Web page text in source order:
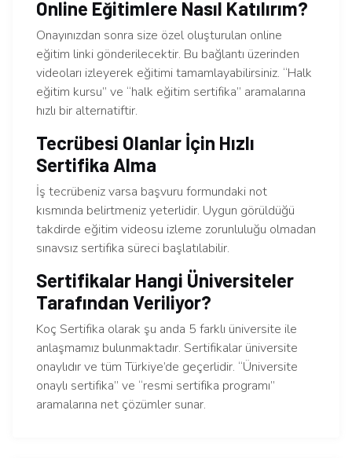
Online Eğitimlere Nasıl Katılırım?
Onayınızdan sonra size özel oluşturulan online
eğitim linki gönderilecektir. Bu bağlantı üzerinden
videoları izleyerek eğitimi tamamlayabilirsiniz. “Halk
eğitim kursu” ve “halk eğitim sertifika” aramalarına
hızlı bir alternatiftir.
Tecrübesi Olanlar İçin Hızlı
Sertifika Alma
İş tecrübeniz varsa başvuru formundaki not
kısmında belirtmeniz yeterlidir. Uygun görüldüğü
takdirde eğitim videosu izleme zorunluluğu olmadan
sınavsız sertifika süreci başlatılabilir.
Sertifikalar Hangi Üniversiteler
Tarafından Veriliyor?
Koç Sertifika olarak şu anda 5 farklı üniversite ile
anlaşmamız bulunmaktadır. Sertifikalar üniversite
onaylıdır ve tüm Türkiye’de geçerlidir. “Üniversite
onaylı sertifika” ve “resmi sertifika programı”
aramalarına net çözümler sunar.